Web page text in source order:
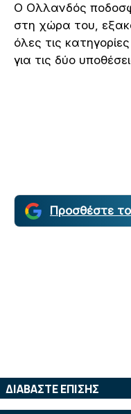
Ο Ολλανδός
στη χώρα του,
όλες τις
για τις δύο
Προσθέστε
ΔΙΑΒΑΣΤΕ ΕΠΙΣΗΣ